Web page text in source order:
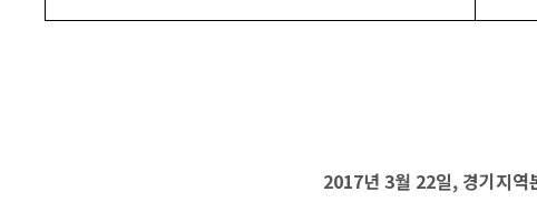
2017년 3월 22일, 경기지역